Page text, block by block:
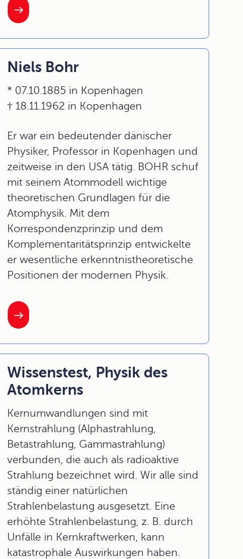
Niels Bohr
* 07.10.1885 in Kopenhagen
† 18.11.1962 in Kopenhagen
Er war ein bedeutender dänischer
Physiker, Professor in Kopenhagen und
zeitweise in den USA tätig. BOHR schuf
mit seinem Atommodell wichtige
theoretischen Grundlagen für die
Atomphysik. Mit dem
Korrespondenzprinzip und dem
Komplementaritätsprinzip entwickelte
er wesentliche erkenntnistheoretische
Positionen der modernen Physik.
Wissenstest, Physik des
Atomkerns
Kernumwandlungen sind mit
Kernstrahlung (Alphastrahlung,
Betastrahlung, Gammastrahlung)
verbunden, die auch als radioaktive
Strahlung bezeichnet wird. Wir alle sind
ständig einer natürlichen
Strahlenbelastung ausgesetzt. Eine
erhöhte Strahlenbelastung, z. B. durch
Unfälle in Kernkraftwerken, kann
katastrophale Auswirkungen haben.